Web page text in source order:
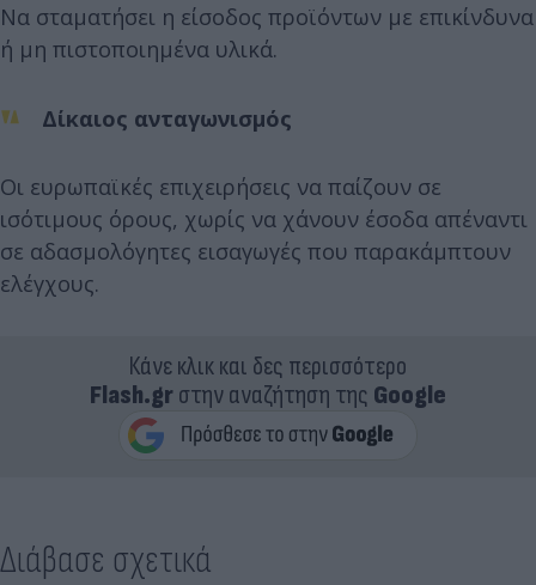
Να σταματήσει η είσοδος προϊόντων με επικίνδυνα
ή μη πιστοποιημένα υλικά.
Δίκαιος ανταγωνισμός
Οι ευρωπαϊκές επιχειρήσεις να παίζουν σε
ισότιμους όρους, χωρίς να χάνουν έσοδα απέναντι
σε αδασμολόγητες εισαγωγές που παρακάμπτουν
ελέγχους.
Κάνε κλικ και δες περισσότερο
Flash.grστην αναζήτηση της Google
Διάβασε σχετικά